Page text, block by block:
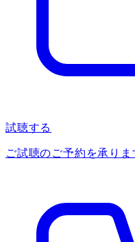
試聴する
ご試聴のご予約を承りま